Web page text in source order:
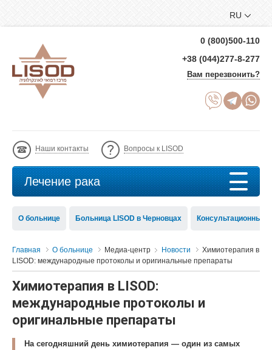
RU
0 (800)500-110
+38 (044)277-8-277
Вам перезвонить?
Наши контакты Вопросы к LISOD
Лечение рака
О больнице Больница LISOD в Черновцах Консультационный
Главная О больнице Медиа-центр Новости
Химиотерапия в
LISOD: международные протоколы и оригинальные препараты
Химиотерапия в LISOD:
международные протоколы и
оригинальные препараты
На сегодняшний день химиотерапия — один из самых